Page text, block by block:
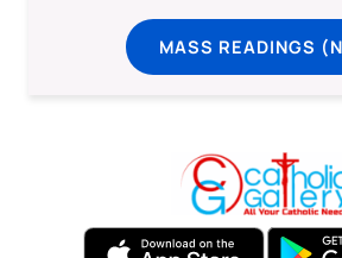
MASS READINGS